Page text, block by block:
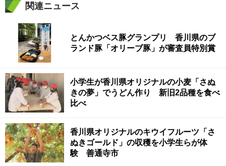
関連ニュース
とんかつベス豚グランプリ 香川県のブ
ランド豚「オリーブ豚」が審査員特別賞
小学生が香川県オリジナルの小麦「さぬ
きの夢」でうどん作り 新旧2品種を食べ
比べ
香川県オリジナルのキウイフルーツ「さ
ぬきゴールド」の収穫を小学生らが体
験 善通寺市